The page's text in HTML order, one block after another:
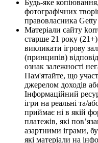
Будь-яке
фотографічних
правовласника Getty
Матеріали сайту
старше 21 року
викликати ігрову
(принципів)
ознак залежності
Пам'ятайте, що
джерелом доходів
Інформаційний
ігри на реальні та/
приймає ні в якій
платежів, які
азартними іграми,
які матеріали на